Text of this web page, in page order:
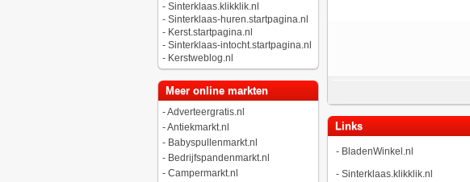
- Sinterklaas.klikklik.nl
- Sinterklaas-huren.startpagina.nl
- Kerst.startpagina.nl
- Sinterklaas-intocht.startpagina.nl
- Kerstweblog.nl
Meer online markten
-Adverteergratis.nl
-Antiekmarkt.nl
- Babyspullenmarkt.nl
- Bedrijfspandenmarkt.nl
- Campermarkt.nl
Links
- BladenWinkel.nl
- Sinterklaas.klikklik.nl